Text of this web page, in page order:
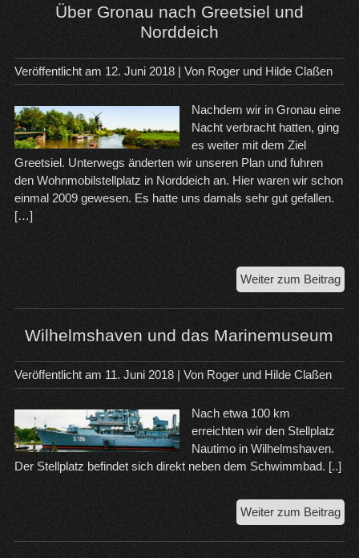
Über Gronau nach Greetsiel und
Norddeich
Veröffentlicht am 12. Juni 2018| Von Roger und Hilde Claßen
Nachdem wir in Gronau eine
Nacht verbracht hatten, ging
es weiter mit dem Ziel
Greetsiel. Unterwegs änderten wir unseren Plan und fuhren
den Wohnmobilstellplatz in Norddeich an. Hier waren wir schon
einmal 2009 gewesen. Es hatte uns damals sehr gut gefallen.
[…]
Weiter zum Beitrag
und
Wilhelmshaven und das Marinemuseum
Veröffentlicht am 11. Juni 2018| Von Roger und Hilde Claßen
Nach etwa 100 km
erreichten wir den Stellplatz
Nautimo in Wilhelmshaven.
Der Stellplatz befindet sich direkt neben dem Schwimmbad. [..]
Weiter zum Beitrag
und